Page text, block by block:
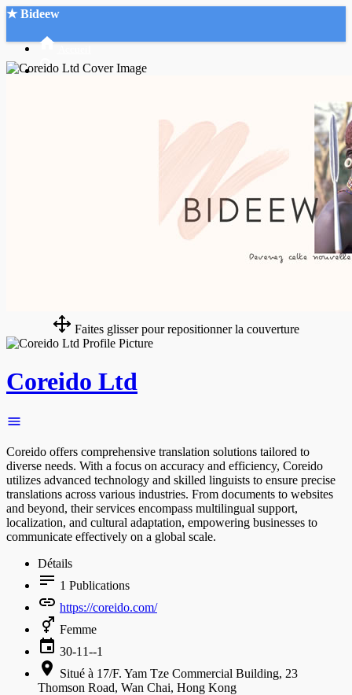
★ Bideew
Faites glisser pour repositionner la couverture
Coreido Ltd
Coreido offers comprehensive translation solutions tailored to
diverse needs. With a focus on accuracy and efficiency, Coreido
utilizes advanced technology and skilled linguists to ensure precise
translations across various industries. From documents to websites
and beyond, their services encompass multilingual support,
localization, and cultural adaptation, empowering businesses to
communicate effectively on a global scale.
Détails
1 Publications
https://coreido.com/
Femme
30-11--1
Situé à 17/F. Yam Tze Commercial Building, 23
Thomson Road, Wan Chai, Hong Kong